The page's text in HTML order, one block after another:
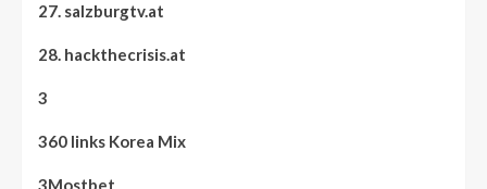
27. salzburgtv.at
28. hackthecrisis.at
3
360 links Korea Mix
3Mostbet